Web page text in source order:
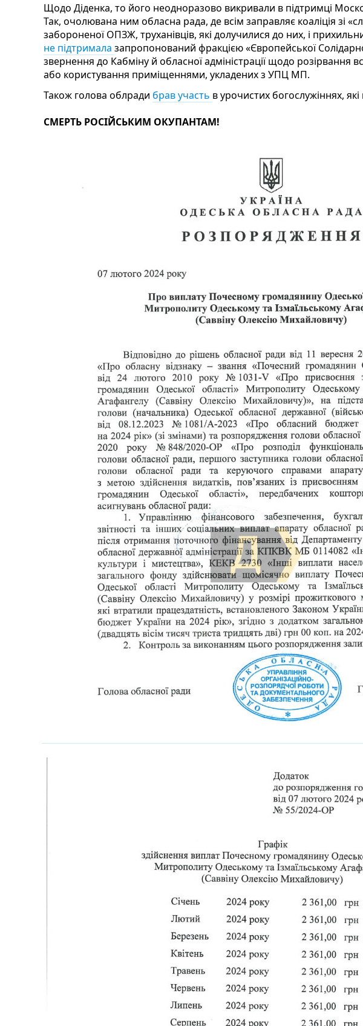
Щодо Діденка, то його неодноразово викривали в підтримці
Так, очолювана ним обласна рада, де всім заправляє коаліція зі
забороненої ОПЗЖ, труханівців, які долучилися до них, і
не підтримала запропонований фракцією «Європейської
звернення до Кабміну й обласної адміністрації щодо розірвання
або користування приміщеннями, укладених з УПЦ МП.
Також голова облради брав участь в урочистих богослужіннях,
СМЕРТЬ РОСІЙСЬКИМ ОКУПАНТАМ!